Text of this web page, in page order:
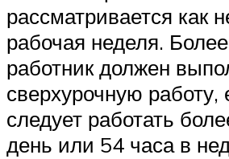
рассматривается как
рабочая неделя. Более
работник должен
сверхурочную работу,
следует работать
день или 54 часа в